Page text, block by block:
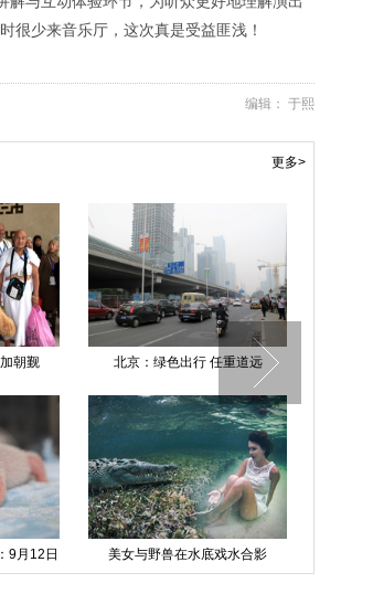
很少来音乐厅，这次真是受益匪浅！
编辑： 于熙
更多>
二烈士
两岸事务主管部门负责人第四次正
爆炸已致
男子铁钩穿背悬挂6.5小时